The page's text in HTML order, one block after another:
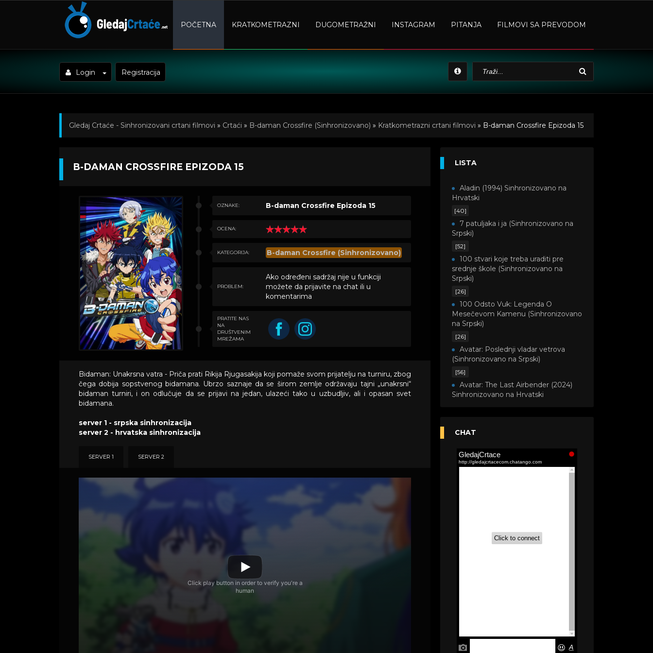
POČETNA KRATKOMETRAZNI DUGOMETRAŽNI INSTAGRAM PITANJA FILMOVI SA PREVODOM
Login Registracija
Gledaj Crtaće - Sinhronizovani crtani filmovi » Crtaći » B-daman Crossfire (Sinhronizovano) » Kratkometrazni crtani filmovi » B-daman Crossfire Epizoda 15
B-DAMAN CROSSFIRE EPIZODA 15
OZNAKE: B-daman Crossfire Epizoda 15
OCENA:
KATEGORIJA: B-daman Crossfire (Sinhronizovano)
PROBLEM:
Ako određeni sadržaj nije u funkciji
možete da prijavite na chat ili u
komentarima
PRATITE NAS
NA
DRUŠTVENIM
MREŽAMA
Bidaman: Unakrsna vatra - Priča prati Rikija Rjugasakija koji pomaže svom prijatelju na turniru, zbog
čega dobija sopstvenog bidamana. Ubrzo saznaje da se širom zemlje održavaju tajni „unakrsni“
bidaman turniri, i on odlučuje da se prijavi na jedan, ulazeći tako u uzbudljiv, ali i opasan svet
bidamana.
server 1 - srpska sinhronizacija
server 2 - hrvatska sinhronizacija
SERVER 1 SERVER 2
LISTA
Aladin (1994) Sinhronizovano na
Hrvatski
[40]
7 patuljaka i ja (Sinhronizovano na
Srpski)
[52]
100 stvari koje treba uraditi pre
srednje škole (Sinhronizovano na
Srpski)
[26]
100 Odsto Vuk: Legenda O
Mesečevom Kamenu (Sinhronizovano
na Srpski)
[26]
Avatar: Poslednji vladar vetrova
(Sinhronizovano na Srpski)
[56]
Avatar: The Last Airbender (2024)
Sinhronizovano na Hrvatski
(Sinhronizovano na Srpski)
Akademija čarolija (Wits Academy)
Sinhronizovano na Srpski
Tunes,2020) Sinhronizovano na Srpski
Okura (Sinhronizovano na Srpski)
CHAT